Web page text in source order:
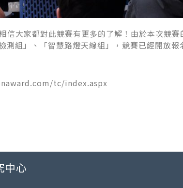
信大家都對此競賽有更多的了解！由於本次競
測組」、「智慧路燈天線組」，競賽已經開放
tc/index.aspx
中心